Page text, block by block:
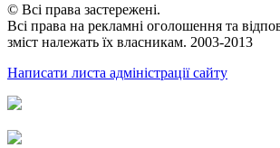
© Всі права застережені.
Всі права на рекламні оголошення та
зміст належать їх власникам. 2003-2013
Написати листа адміністрації сайту